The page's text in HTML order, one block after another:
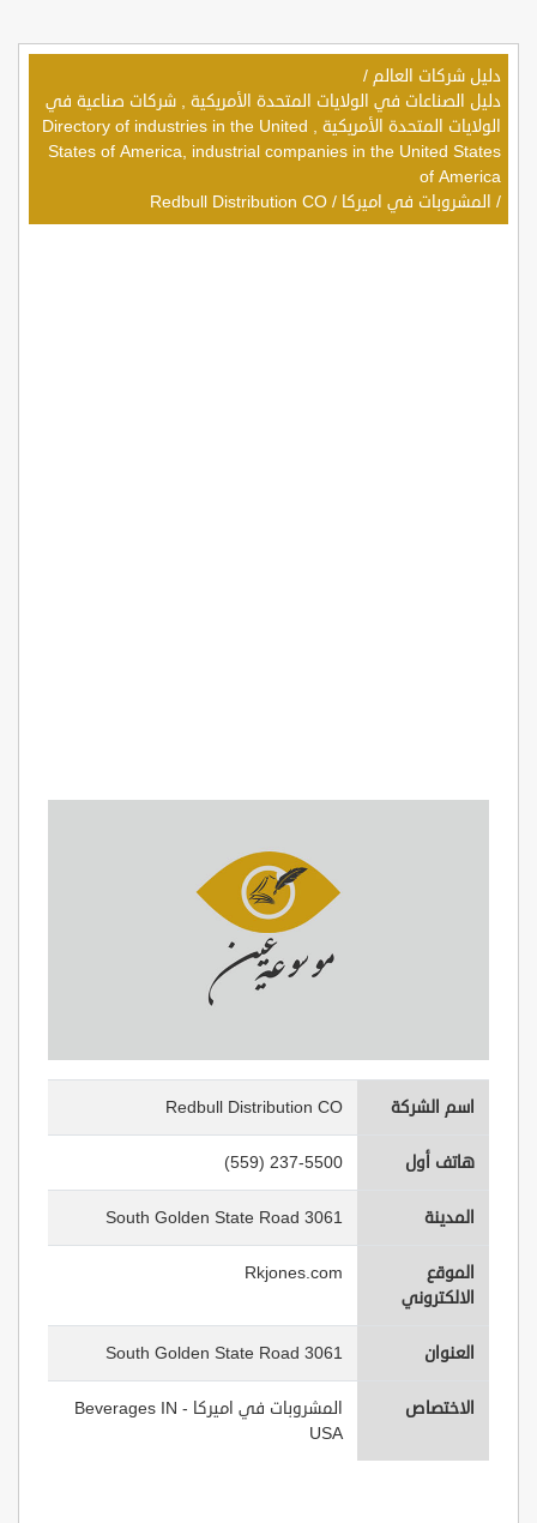
دليل شركات العالم /
دليل الصناعات في الولايات المتحدة الأمريكية , شركات صناعية في
الولايات المتحدة الأمريكية , Directory of industries in the United
States of America, industrial companies in the United States
of America
/ المشروبات في اميركا /
Redbull Distribution CO
اسم الشركة Redbull Distribution CO
هاتف أول (559) 237-5500
المدينة 3061 South Golden State Road
الموقع
الالكتروني
Rkjones.com
العنوان 3061 South Golden State Road
الاختصاص
المشروبات في اميركا - Beverages IN
USA